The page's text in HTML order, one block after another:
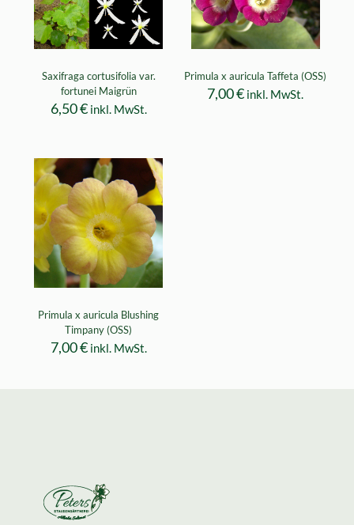
Saxifraga cortusifolia var.
fortunei Maigrün
6,50€ inkl. MwSt.
Primula x auricula Taffeta (OSS)
7,00€ inkl. MwSt.
Primula x auricula Blushing
Timpany (OSS)
7,00€ inkl. MwSt.